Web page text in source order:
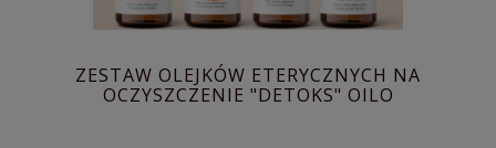
ZESTAW OLEJKÓW ETERYCZNYCH NA
OCZYSZCZENIE "DETOKS" OILO